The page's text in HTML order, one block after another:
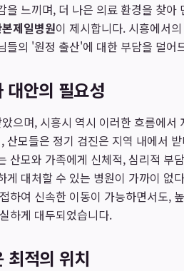
느끼며, 더 나은 의료 환경을 찾아
제일병원이 제시합니다. 시흥에서
들의 '원정 출산'에 대한 부담을 덜어
대안의 필요성
으며, 시흥시 역시 이러한 흐름에서
모들은 정기 검진은 지역 내에서
산모와 가족에게 신체적, 심리적 부
대처할 수 있는 병원이 가까이 없
하여 신속한 이동이 가능하면서도,
하게 대두되었습니다.
최적의 위치